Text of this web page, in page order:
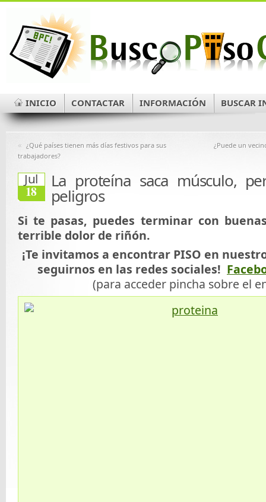
INICIO CONTACTAR INFORMACIÓN BUSCAR
« ¿Qué países tienen más días festivos para sus
trabajadores?
¿Puede un
Jul
18
La proteína saca músculo,
peligros
Si te pasas, puedes terminar con
terrible dolor de riñón.
¡Te invitamos a encontrar PISO en
seguirnos en las redes sociales!
(para acceder pincha sobre el